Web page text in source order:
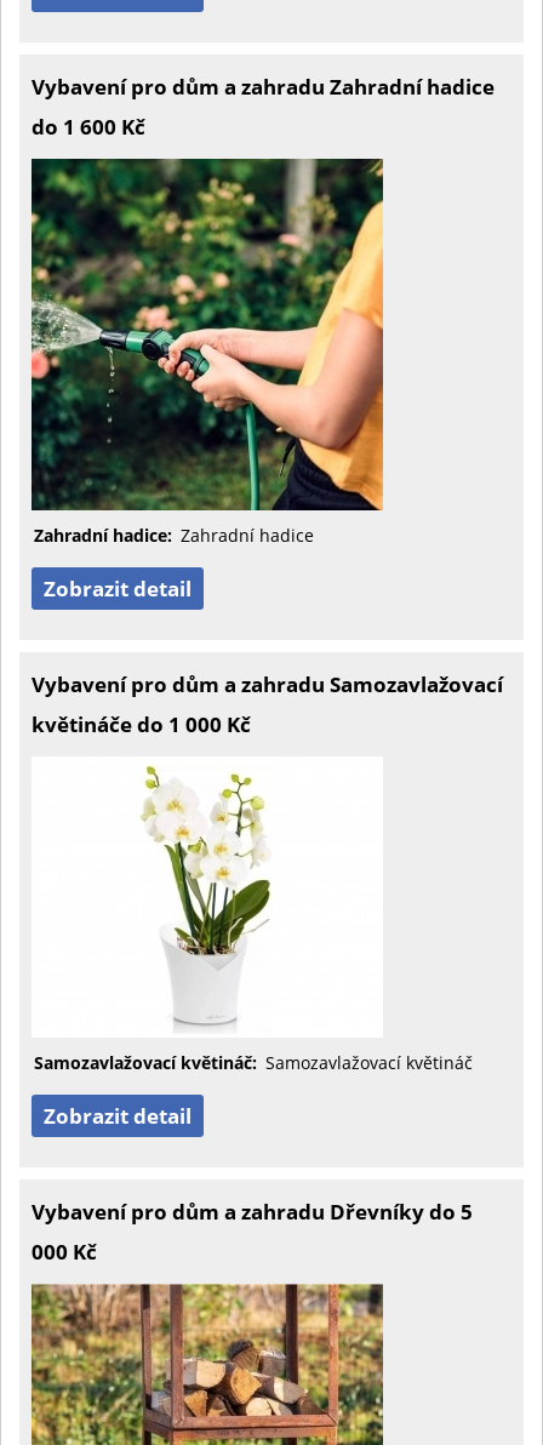
Vybavení pro dům a zahradu Zahradní hadice
do 1 600 Kč
Zahradní hadice: Zahradní hadice
Zobrazit detail
Vybavení pro dům a zahradu Samozavlažovací
květináče do 1 000 Kč
Samozavlažovací květináč: Samozavlažovací květináč
Zobrazit detail
Vybavení pro dům a zahradu Dřevníky do 5
000 Kč